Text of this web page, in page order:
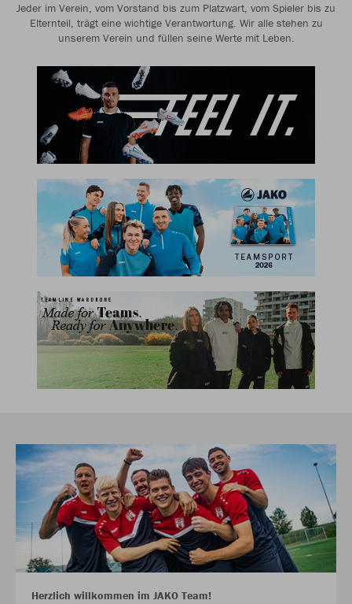
Jeder im Verein, vom Vorstand bis zum Platzwart, vom Spieler bis zu
Elternteil, trägt eine wichtige Verantwortung. Wir alle stehen zu
unserem Verein und füllen seine Werte mit Leben.
Herzlich willkommen im JAKO Team!